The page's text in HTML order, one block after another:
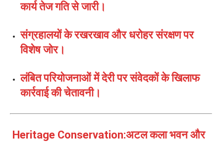
कार्य तेज गति से जारी।
संग्रहालयों के रखरखाव और धरोहर संरक्षण पर
विशेष जोर।
लंबित परियोजनाओं में देरी पर संवेदकों के खिलाफ
कार्रवाई की चेतावनी।
Heritage Conservation:अटल कला भवन और